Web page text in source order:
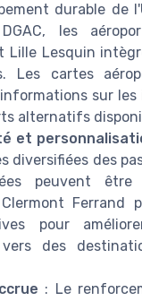
durable de
les
Lille Lesquin
Les cartes
sur
alternatifs
et
diversifiées des
peuvent être
Ferrand
pour
des
: Le